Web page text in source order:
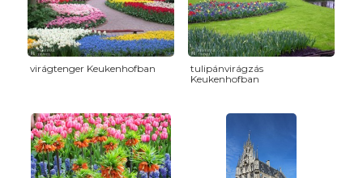
virágtenger Keukenhofban
tulipánvirágzás
Keukenhofban